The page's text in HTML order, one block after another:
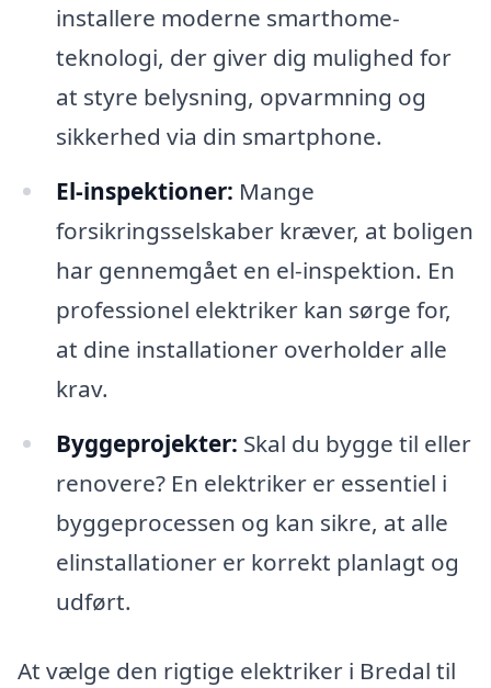
installere moderne smarthome-
teknologi, der giver dig mulighed for
at styre belysning, opvarmning og
sikkerhed via din smartphone.
El-inspektioner: Mange
forsikringsselskaber kræver, at boligen
har gennemgået en el-inspektion. En
professionel elektriker kan sørge for,
at dine installationer overholder alle
krav.
Byggeprojekter: Skal du bygge til eller
renovere? En elektriker er essentiel i
byggeprocessen og kan sikre, at alle
elinstallationer er korrekt planlagt og
udført.
At vælge den rigtige elektriker i Bredal til